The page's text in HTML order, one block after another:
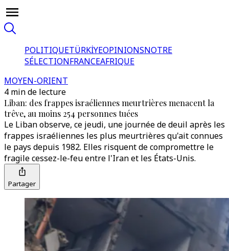
POLITIQUETÜRKİYEOPINIONSNOTRE
SÉLECTIONFRANCEAFRIQUE
MOYEN-ORIENT
4 min de lecture
Liban: des frappes israéliennes meurtrières menacent la
trêve, au moins 254 personnes tuées
Le Liban observe, ce jeudi, une journée de deuil après les
frappes israéliennes les plus meurtrières qu'ait connues
le pays depuis 1982. Elles risquent de compromettre le
fragile cessez-le-feu entre l'Iran et les États-Unis.
Partager